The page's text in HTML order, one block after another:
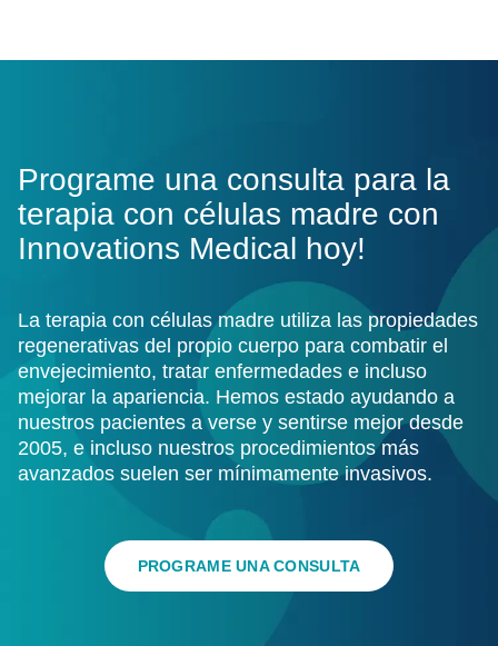
Programe una consulta para la
terapia con células madre con
Innovations Medical hoy!
La terapia con células madre utiliza las propiedades
regenerativas del propio cuerpo para combatir el
envejecimiento, tratar enfermedades e incluso
mejorar la apariencia. Hemos estado ayudando a
nuestros pacientes a verse y sentirse mejor desde
2005, e incluso nuestros procedimientos más
avanzados suelen ser mínimamente invasivos.
PROGRAME UNA CONSULTA